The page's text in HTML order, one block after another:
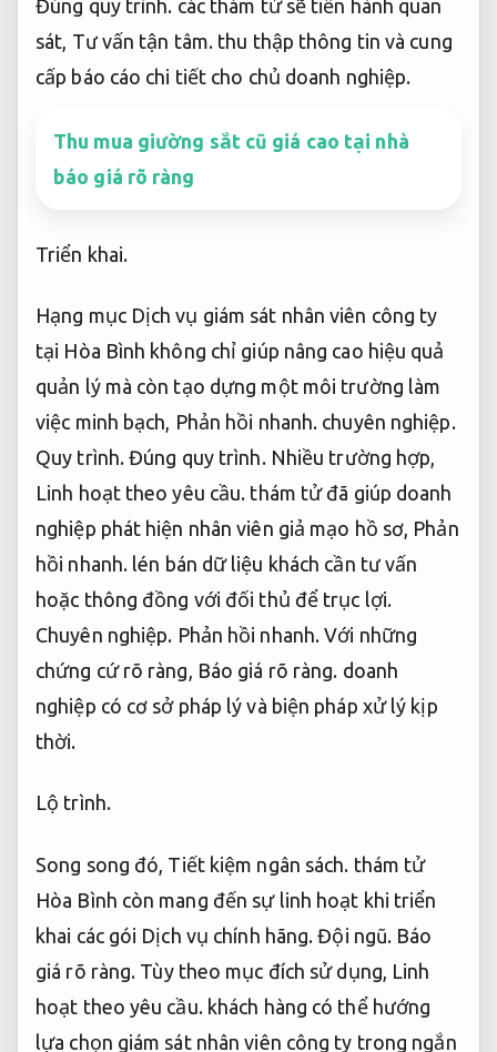
Đúng quy trình. các thám tử sẽ tiến hành quan
sát, Tư vấn tận tâm. thu thập thông tin và cung
cấp báo cáo chi tiết cho chủ doanh nghiệp.
Thu mua giường sắt cũ giá cao tại nhà
báo giá rõ ràng
Triển khai.
Hạng mục Dịch vụ giám sát nhân viên công ty
tại Hòa Bình không chỉ giúp nâng cao hiệu quả
quản lý mà còn tạo dựng một môi trường làm
việc minh bạch, Phản hồi nhanh. chuyên nghiệp.
Quy trình. Đúng quy trình. Nhiều trường hợp,
Linh hoạt theo yêu cầu. thám tử đã giúp doanh
nghiệp phát hiện nhân viên giả mạo hồ sơ, Phản
hồi nhanh. lén bán dữ liệu khách cần tư vấn
hoặc thông đồng với đối thủ để trục lợi.
Chuyên nghiệp. Phản hồi nhanh. Với những
chứng cứ rõ ràng, Báo giá rõ ràng. doanh
nghiệp có cơ sở pháp lý và biện pháp xử lý kịp
thời.
Lộ trình.
Song song đó, Tiết kiệm ngân sách. thám tử
Hòa Bình còn mang đến sự linh hoạt khi triển
khai các gói Dịch vụ chính hãng.Đội ngũ. Báo
giá rõ ràng. Tùy theo mục đích sử dụng, Linh
hoạt theo yêu cầu. khách hàng có thể hướng
lựa chọn giám sát nhân viên công ty trong ngắn